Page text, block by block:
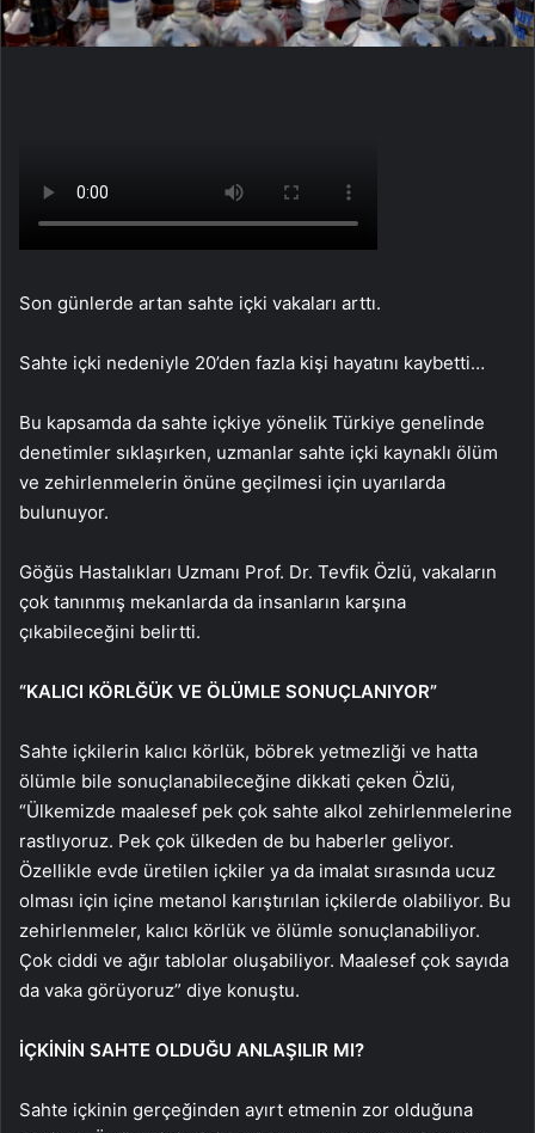
Son günlerde artan sahte içki vakaları arttı.
Sahte içki nedeniyle 20’den fazla kişi hayatını kaybetti…
Bu kapsamda da sahte içkiye yönelik Türkiye genelinde
denetimler sıklaşırken, uzmanlar sahte içki kaynaklı ölüm
ve zehirlenmelerin önüne geçilmesi için uyarılarda
bulunuyor.
Göğüs Hastalıkları Uzmanı Prof. Dr. Tevfik Özlü, vakaların
çok tanınmış mekanlarda da insanların karşına
çıkabileceğini belirtti.
“KALICI KÖRLĞÜK VE ÖLÜMLE SONUÇLANIYOR”
Sahte içkilerin kalıcı körlük, böbrek yetmezliği ve hatta
ölümle bile sonuçlanabileceğine dikkati çeken Özlü,
“Ülkemizde maalesef pek çok sahte alkol zehirlenmelerine
rastlıyoruz. Pek çok ülkeden de bu haberler geliyor.
Özellikle evde üretilen içkiler ya da imalat sırasında ucuz
olması için içine metanol karıştırılan içkilerde olabiliyor. Bu
zehirlenmeler, kalıcı körlük ve ölümle sonuçlanabiliyor.
Çok ciddi ve ağır tablolar oluşabiliyor. Maalesef çok sayıda
da vaka görüyoruz” diye konuştu.
İÇKİNİN SAHTE OLDUĞU ANLAŞILIR MI?
Sahte içkinin gerçeğinden ayırt etmenin zor olduğuna